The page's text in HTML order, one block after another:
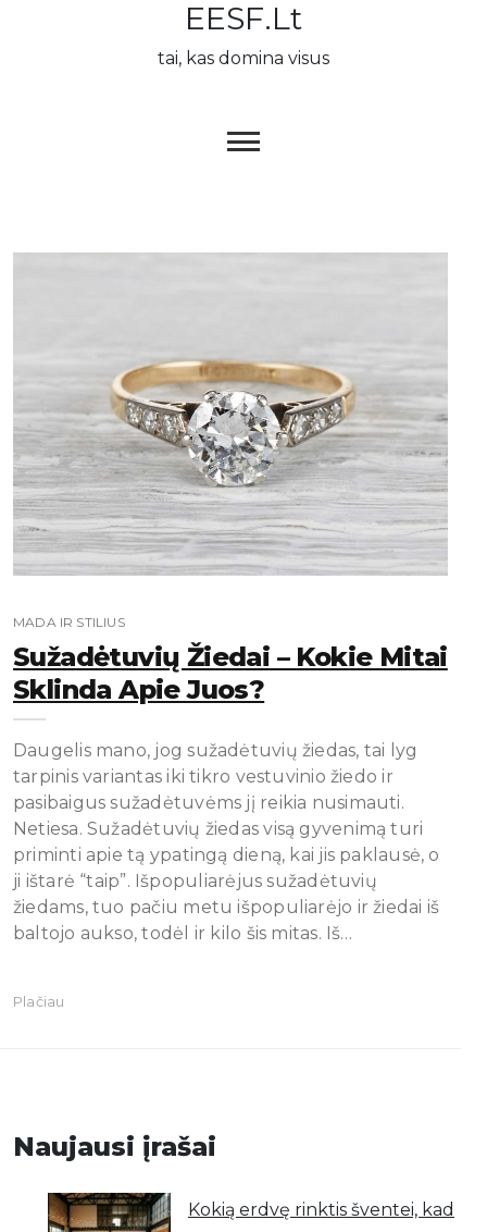
EESF.lt
tai, kas domina visus
MADA IR STILIUS
Sužadėtuvių Žiedai – Kokie Mitai
Sklinda Apie Juos?
Daugelis mano, jog sužadėtuvių žiedas, tai lyg
tarpinis variantas iki tikro vestuvinio žiedo ir
pasibaigus sužadėtuvėms jį reikia nusimauti.
Netiesa. Sužadėtuvių žiedas visą gyvenimą turi
priminti apie tą ypatingą dieną, kai jis paklausė, o
ji ištarė “taip”. Išpopuliarėjus sužadėtuvių
žiedams, tuo pačiu metu išpopuliarėjo ir žiedai iš
baltojo aukso, todėl ir kilo šis mitas. Iš…
Plačiau
Naujausi įrašai
Kokią erdvę rinktis šventei, kad